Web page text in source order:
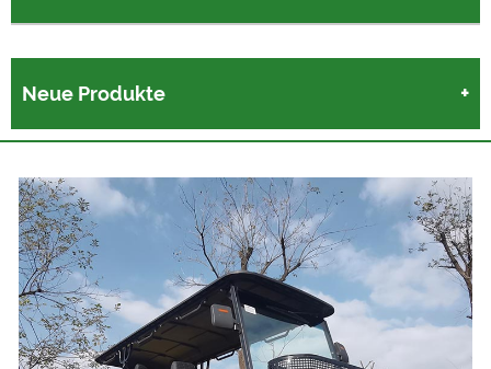
Neue Produkte